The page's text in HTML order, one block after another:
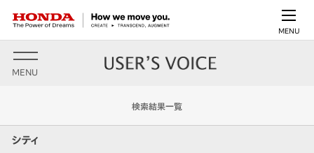
MENU
MENU
検索結果一覧
シティ